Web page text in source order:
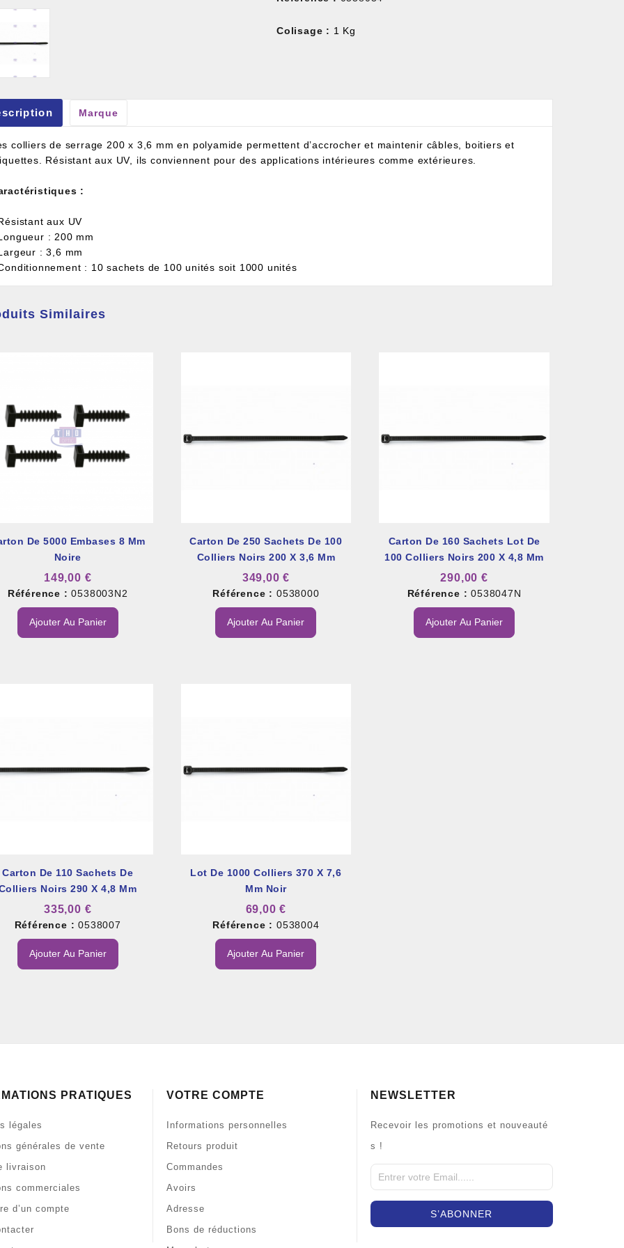
Colisage : 1 Kg
Marque
colliers de serrage 200 x 3,6 mm en polyamide permettent d’accrocher et maintenir câbles, boitiers et
Résistant aux UV, ils conviennent pour des applications intérieures comme extérieures.
:
aux UV
: 200 mm
: 3,6 mm
: 10 sachets de 100 unités soit 1000 unités
Similaires
De 5000 Embases 8 Mm
Noire
149,00 €
Référence : 0538003N2
Ajouter Au Panier
Carton De 250 Sachets De 100
Colliers Noirs 200 X 3,6 Mm
349,00 €
Référence : 0538000
Ajouter Au Panier
Carton De 160 Sachets Lot De
100 Colliers Noirs 200 X 4,8 Mm
290,00 €
Référence : 0538047N
Ajouter Au Panier
Carton De 110 Sachets De
Noirs 290 X 4,8 Mm
335,00 €
Référence : 0538007
Ajouter Au Panier
Lot De 1000 Colliers 370 X 7,6
Mm Noir
69,00 €
Référence : 0538004
Ajouter Au Panier
PRATIQUES
légales
générales de vente
livraison
commerciales
d’un compte
VOTRE COMPTE
Informations personnelles
Retours produit
Commandes
Avoirs
Adresse
Bons de réductions
NEWSLETTER
Recevoir les promotions et nouveauté
s !